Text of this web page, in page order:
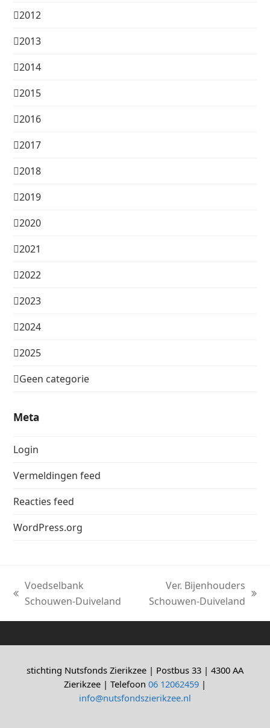
2012
2013
2014
2015
2016
2017
2018
2019
2020
2021
2022
2023
2024
2025
Geen categorie
Meta
Login
Vermeldingen feed
Reacties feed
WordPress.org
previous
Voedselbank
Schouwen-Duiveland
next
Ver. Bijenhouders
Schouwen-Duiveland
stichting Nutsfonds Zierikzee | Postbus 33 | 4300 AA
Zierikzee | Telefoon 06 12062459 |
info@nutsfondszierikzee.nl